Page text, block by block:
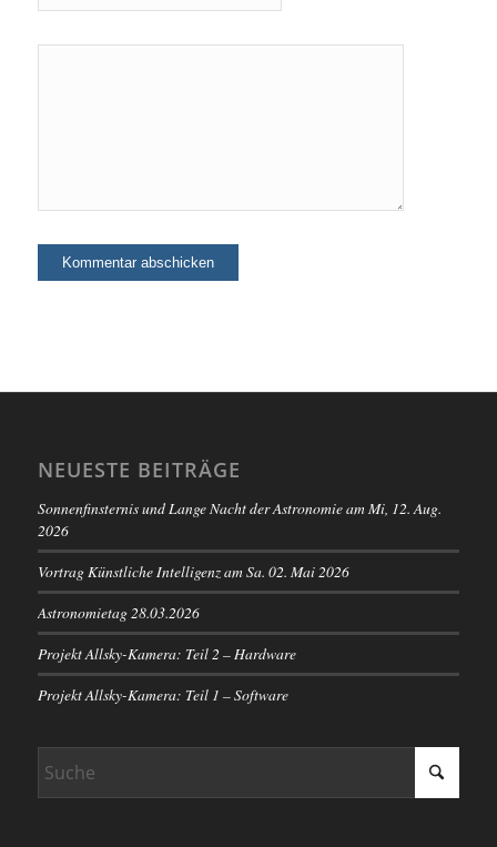
NEUESTE BEITRÄGE
Sonnenfinsternis und Lange Nacht der Astronomie am Mi, 12. Aug.
2026
Vortrag Künstliche Intelligenz am Sa. 02. Mai 2026
Astronomietag 28.03.2026
Projekt Allsky-Kamera: Teil 2 – Hardware
Projekt Allsky-Kamera: Teil 1 – Software